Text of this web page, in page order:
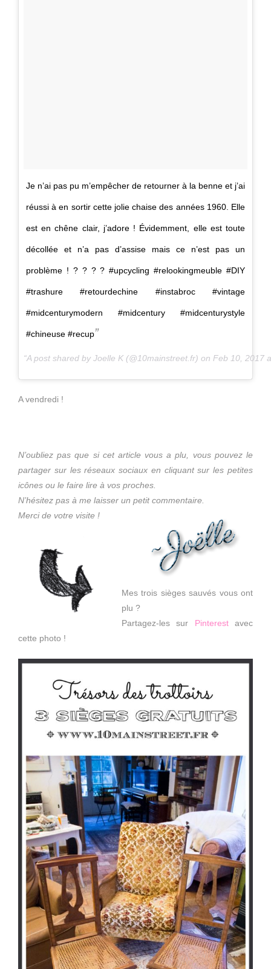
Je n’ai pas pu m’empêcher de retourner à la benne et j’ai
réussi à en sortir cette jolie chaise des années 1960. Elle
est en chêne clair, j’adore ! Évidemment, elle est toute
décollée et n’a pas d’assise mais ce n’est pas un
problème ! ? ? ? ? #upcycling #relookingmeuble #DIY
#trashure #retourdechine #instabroc #vintage
#midcenturymodern #midcentury #midcenturystyle
#chineuse #recup
A post shared by Joelle K (@10mainstreet.fr) on Feb 10, 2017
A vendredi !
N’oubliez pas que si cet article vous a plu, vous pouvez le
partager sur les réseaux sociaux en cliquant sur les petites
icônes ou le faire lire à vos proches.
N’hésitez pas à me laisser un petit commentaire.
Merci de votre visite !
Mes trois sièges sauvés vous ont
plu ?
Partagez-les sur Pinterestavec
cette photo !